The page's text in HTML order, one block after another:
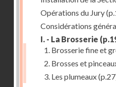
Opérations du Jury
Considérations
I. - La Brosserie
1. Brosserie fine et
2. Brosses et
3. Les plumeaux